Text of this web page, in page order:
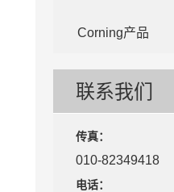
Corning产品
联系我们
传真：
010-82349418
电话：